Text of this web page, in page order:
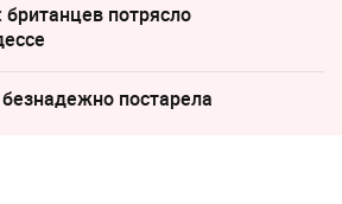
потрясло
постарела